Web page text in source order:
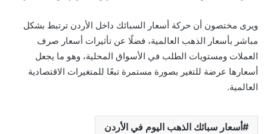
ويرى مختصون أن حركة أسعار السبائك داخل الأردن ترتبط بشكل
مباشر بأسعار الذهب العالمية، فضلًا عن تأثيرات أسعار صرف
العملات ومستويات الطلب في الأسواق المحلية، وهو ما يجعل
أسعارها عرضة للتغير بصورة مستمرة تبعًا للمتغيرات الاقتصادية
العالمية.
أسعار سبائك الذهب اليوم في الأردن